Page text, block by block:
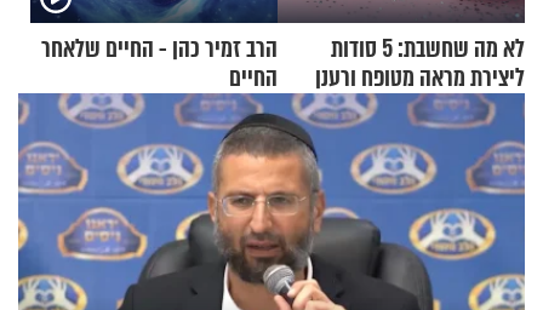
לא מה שחשבת: 5 סודות
ליצירת מראה מטופח ורענן
הרב זמיר כהן - החיים שלאחר
החיים